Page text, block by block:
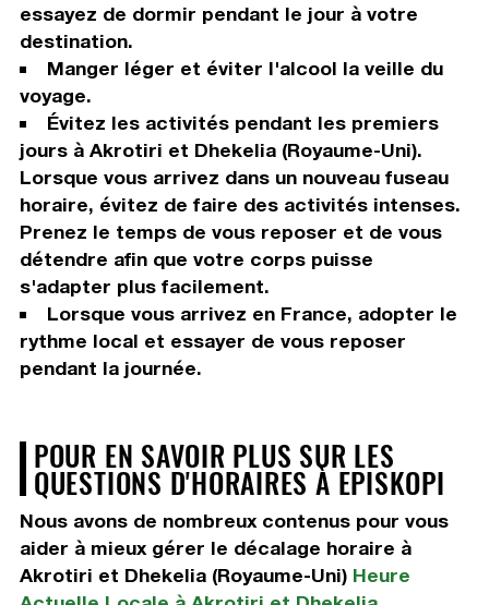
essayez de dormir pendant le jour à votre
destination.
Manger léger et éviter l'alcool la veille du
voyage.
Évitez les activités pendant les premiers
jours à Akrotiri et Dhekelia (Royaume-Uni).
Lorsque vous arrivez dans un nouveau fuseau
horaire, évitez de faire des activités intenses.
Prenez le temps de vous reposer et de vous
détendre afin que votre corps puisse
s'adapter plus facilement.
Lorsque vous arrivez en France, adopter le
rythme local et essayer de vous reposer
pendant la journée.
POUR EN SAVOIR PLUS SUR LES
QUESTIONS D'HORAIRES À EPISKOPI
Nous avons de nombreux contenus pour vous
aider à mieux gérer le décalage horaire à
Akrotiri et Dhekelia (Royaume-Uni) Heure